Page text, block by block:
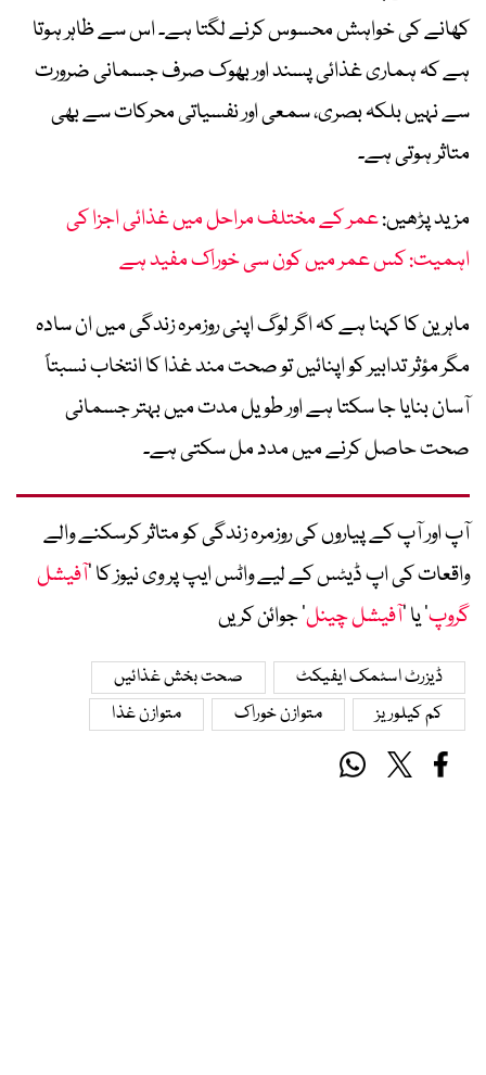
کھانے کی خواہش محسوس کرنے لگتا ہے۔ اس سے ظاہر ہوتا
ہے کہ ہماری غذائی پسند اور بھوک صرف جسمانی ضرورت
سے نہیں بلکہ بصری، سمعی اور نفسیاتی محرکات سے بھی
متاثر ہوتی ہے۔
مزید پڑھیں:عمر کے مختلف مراحل میں غذائی اجزا کی
اہمیت: کس عمر میں کون سی خوراک مفید ہے
ماہرین کا کہنا ہے کہ اگر لوگ اپنی روزمرہ زندگی میں ان سادہ
مگر مؤثر تدابیر کو اپنائیں تو صحت مند غذا کا انتخاب نسبتاً
آسان بنایا جا سکتا ہے اور طویل مدت میں بہتر جسمانی
صحت حاصل کرنے میں مدد مل سکتی ہے۔
آپ اور آپ کے پیاروں کی روزمرہ زندگی کو متاثر کرسکنے والے
واقعات کی اپ ڈیٹس کے لیے واٹس ایپ پر وی نیوز کا ’آفیشل
گروپ‘ یا ’آفیشل چینل‘ جوائن کریں
ڈیزرٹ اسٹمک ایفیکٹ
صحت بخش غذائیں
کم کیلوریز
متوازن خوراک متوازن غذا